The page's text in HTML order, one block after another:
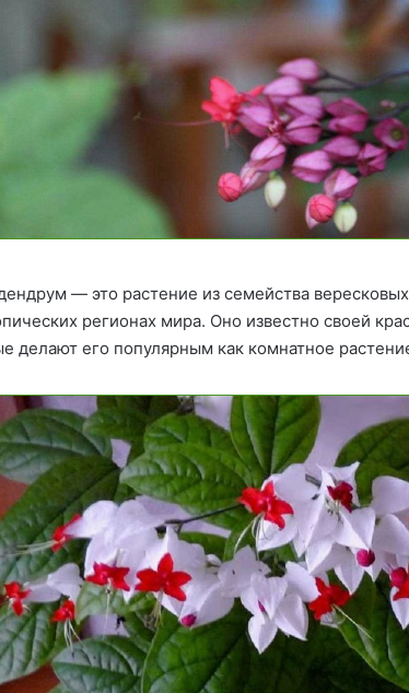
— это растение из семейства
регионах мира. Оно известно своей
делают его популярным как комнатное